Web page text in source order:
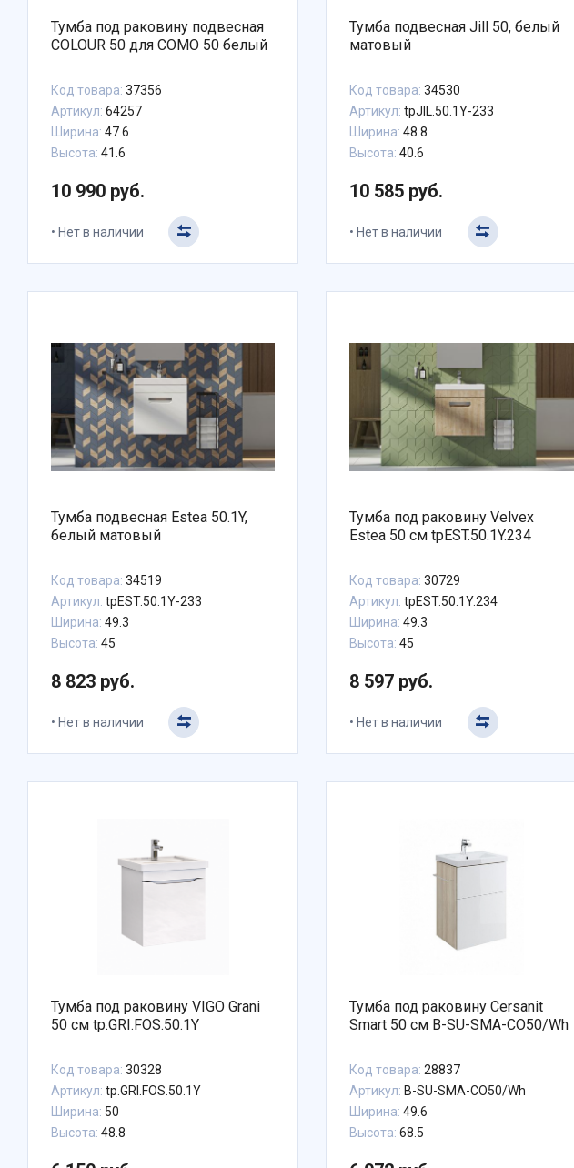
Тумба под раковину подвесная
COLOUR 50 для COMO 50 белый
Код товара: 37356
Артикул: 64257
Ширина: 47.6
Высота: 41.6
10 990 руб.
Нет в наличии
Тумба подвесная Jill 50, белый
матовый
Код товара: 34530
Артикул: tpJIL.50.1Y-233
Ширина: 48.8
Высота: 40.6
10 585 руб.
Нет в наличии
Тумба подвесная Estea 50.1Y,
белый матовый
Код товара: 34519
Артикул: tpEST.50.1Y-233
Ширина: 49.3
Высота: 45
8 823 руб.
Нет в наличии
Тумба под раковину Velvex
Estea 50 см tpEST.50.1Y.234
Код товара: 30729
Артикул: tpEST.50.1Y.234
Ширина: 49.3
Высота: 45
8 597 руб.
Нет в наличии
Тумба под раковину VIGO Grani
50 см tp.GRI.FOS.50.1Y
Код товара: 30328
Артикул: tp.GRI.FOS.50.1Y
Ширина: 50
Высота: 48.8
Тумба под раковину Cersanit
Smart 50 см B-SU-SMA-CO50/Wh
Код товара: 28837
Артикул: B-SU-SMA-CO50/Wh
Ширина: 49.6
Высота: 68.5